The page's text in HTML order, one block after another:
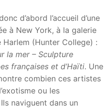
d’abord l’accueil d’une
à New York, à la galerie
(Hunter College) :
la mer – Sculpture
françaises et d’Haïti. Une
combien ces artistes
ou les
naviguent dans un